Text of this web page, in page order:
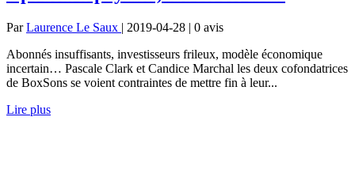
ParLaurence Le Saux | 2019-04-28 | 0 avis
Abonnés insuffisants, investisseurs frileux, modèle économique
incertain… Pascale Clark et Candice Marchal les deux cofondatrices
de BoxSons se voient contraintes de mettre fin à leur...
Lire plus